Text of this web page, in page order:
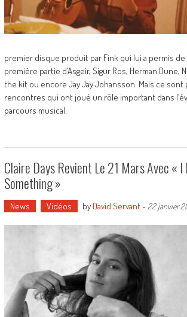
premier disque produit par Fink qui lui a permis
première partie d’Asgeir, Sigur Ros, Herman Dune,
the kit ou encore Jay Jay Johansson. Mais ce
rencontres qui ont joué un rôle important dans
parcours musical.
Claire Days Revient Le 21 Mars Avec «
Something »
News Vidéos by David Servant- 22 janvier